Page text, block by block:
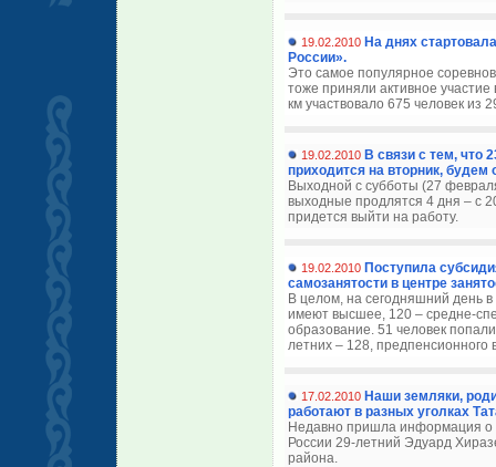
19.02.2010 На днях
России».
Это самое популярное
тоже приняли активное
км участвовало 675 человек из
19.02.2010 В связи с тем, что
приходится на вторник,
Выходной с субботы (27
выходные продлятся 4 дня – с
придется выйти на работу.
19.02.2010 Поступила
самозанятости в центре
В целом, на сегодняшний день
имеют высшее, 120 – средне-
образование. 51 человек
летних – 128, предпенсионного
17.02.2010 Наши земляки,
работают в разных уголках
Недавно пришла информация о
России 29-летний Эдуард
района.